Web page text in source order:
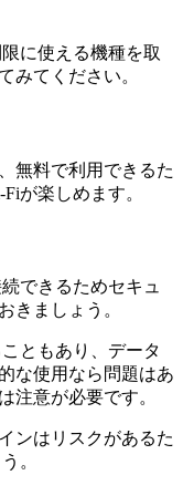
に使える機種を取
みてください。
無料で利用できるた
が楽しめます。
できるためセキュ
きましょう。
ともあり、データ
な使用なら問題はあ
注意が必要です。
ンはリスクがあるた
。